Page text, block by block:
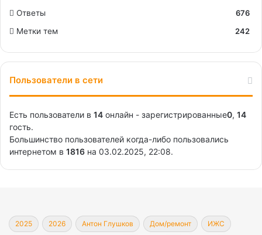
Ответы
676
Метки тем
242
Пользователи в сети
Есть пользователи в 14 онлайн - зарегистрированные0, 14
гость.
Большинство пользователей когда-либо пользовались
интернетом в 1816 на 03.02.2025, 22:08.
2025 2026 Антон Глушков Дом/ремонт ИЖС